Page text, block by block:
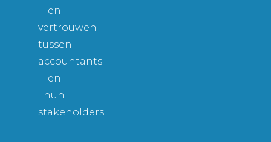
en
vertrouwen
tussen
accountants
en
hun
stakeholders.